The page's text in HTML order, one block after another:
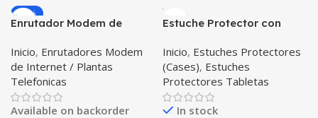
-20%
Enrutador Modem de
Libre Todo Operador 4G
LTE SIMCARD
Inicio, Enrutadores Modem
de Internet / Plantas
Telefonicas
Available on backorder
Estuche Protector con
Tablet Samsung Galaxy
Tab A8 10.5 2021 – 2022
SM-x200 SM-x205 Anti
golpes con soporte
Inicio, Estuches Protectores
(Cases), Estuches
Protectores Tabletas
In stock